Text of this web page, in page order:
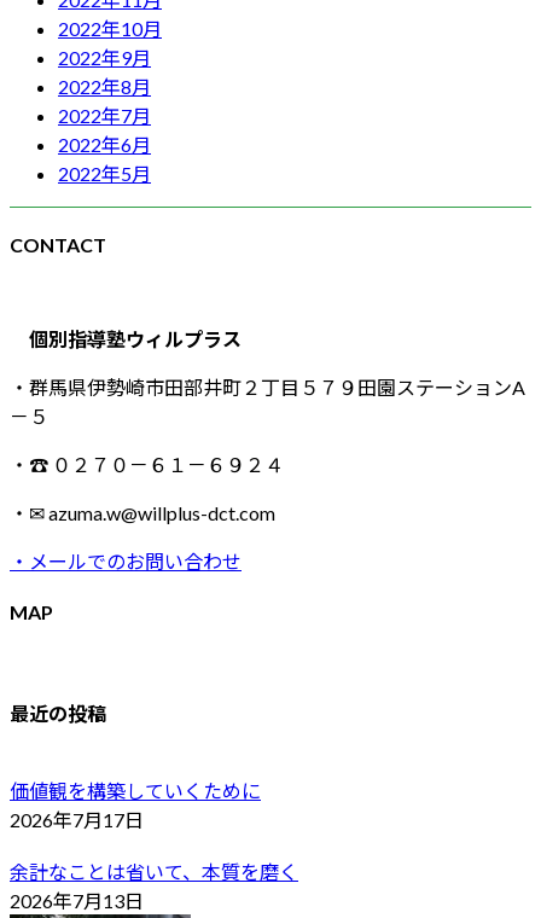
2022年10月
2022年9月
2022年8月
2022年7月
2022年6月
2022年5月
CONTACT
個別指導塾ウィルプラス
・群馬県伊勢崎市田部井町２丁目５７９田園ステーションA
－５
・☎ ０２７０－６１－６９２４
・✉ azuma.w@willplus-dct.com
・メールでのお問い合わせ
MAP
最近の投稿
価値観を構築していくために
2026年7月17日
余計なことは省いて、本質を磨く
2026年7月13日